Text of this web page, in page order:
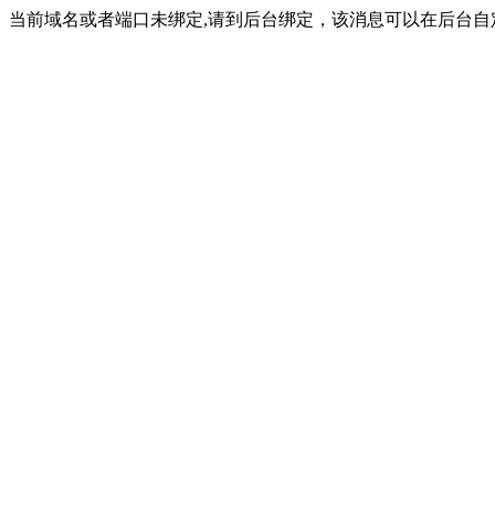
当前域名或者端口未绑定,请到后台绑定，该消息可以在后台自